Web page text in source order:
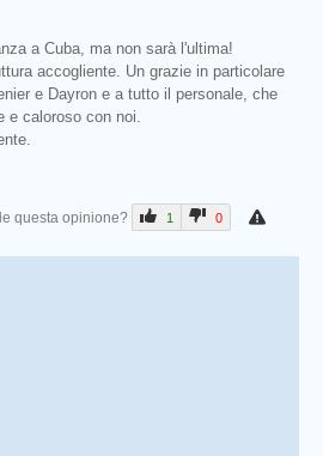
a Cuba, ma non sarà l'ultima!
accogliente. Un grazie in particolare
e Dayron e a tutto il personale, che
e caloroso con noi.
questa opinione? 1 0